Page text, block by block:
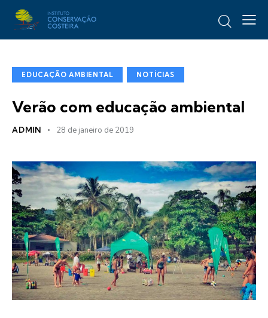
EDUCAÇÃO AMBIENTAL NOTÍCIAS
Verão com educação ambiental
ADMIN 28 de janeiro de 2019